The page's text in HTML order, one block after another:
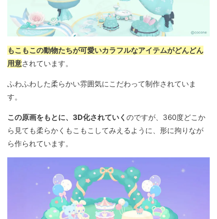
もこもこの動物たちが可愛いカラフルなアイテムがどんどん
用意されています。
ふわふわした柔らかい雰囲気にこだわって制作されていま
す。
この原画をもとに、3D化されていく のですが、360度どこか
ら見ても柔らかくもこもこしてみえるように、形に拘りなが
ら作られています。